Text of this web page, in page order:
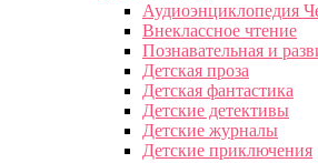
Аудиоэнциклопедия
Внеклассное чтение
Познавательная и
Детская проза
Детская фантастика
Детские детективы
Детские журналы
Детские приключения